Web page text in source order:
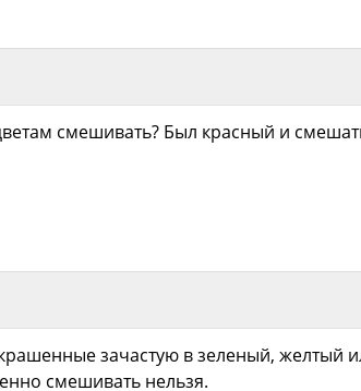
смешивать? Был красный и
зачастую в зеленый, желтый
смешивать нельзя.